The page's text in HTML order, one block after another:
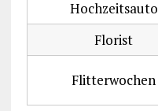
Hochzeitsauto
Florist
Flitterwochen